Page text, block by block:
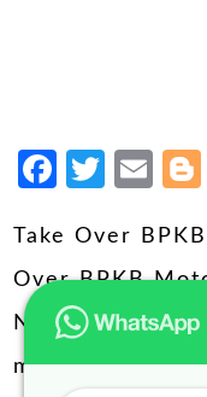
Take Over
Over BPKB
Nasabah
motor anda